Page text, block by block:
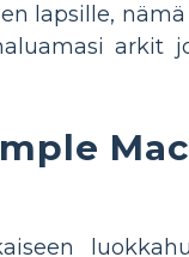
lapsille,
arkit